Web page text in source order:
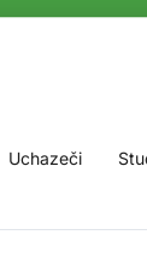
Uchazeči